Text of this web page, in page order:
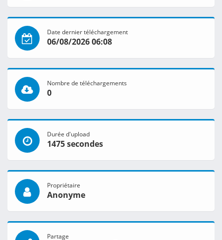
Date dernier téléchargement
06/08/2026 06:08
Nombre de téléchargements
0
Durée d'upload
1475 secondes
Propriétaire
Anonyme
Partage